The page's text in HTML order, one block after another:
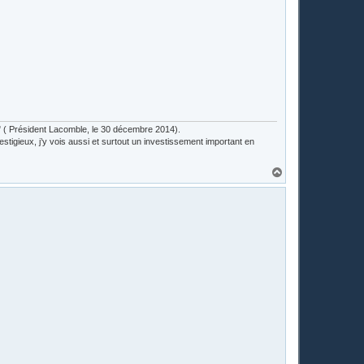
Président Lacomble, le 30 décembre 2014).
j’y vois aussi et surtout un investissement important en
a